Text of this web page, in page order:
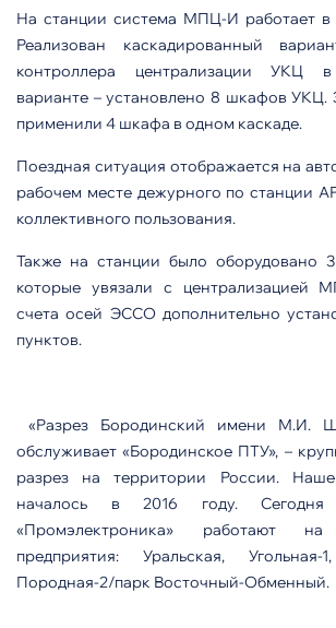
На станции система МПЦ-И работает в
Реализован каскадированный
контроллера централизации УКЦ в
варианте – установлено 8 шкафов УКЦ.
применили 4 шкафа в одном каскаде.
Поездная ситуация отображается на
рабочем месте дежурного по
коллективного пользования.
Также на станции было оборудовано
которые увязали с централизацией
счета осей ЭССО дополнительно
пунктов.
«Разрез Бородинский имени М.И.
обслуживает «Бородинское ПТУ», –
разрез на территории России. Наше
началось в 2016 году.
«Промэлектроника» работают
предприятия: Уральская,
Породная-2/парк Восточный-Обменный.